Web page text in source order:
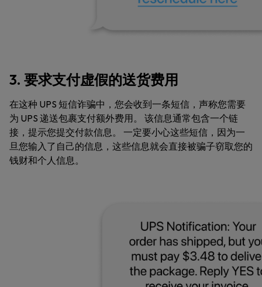
3. 要求支付虚假的送货费用
在这种 UPS 短信诈骗中，您会收到一条短信，声称您需要
为 UPS 递送包裹支付额外费用。 该信息通常包含一个链
接，提示您提交付款信息。 一定要小心这些短信，因为一
旦您输入了自己的信息，这些信息就会直接被骗子窃取您的
钱财和个人信息。